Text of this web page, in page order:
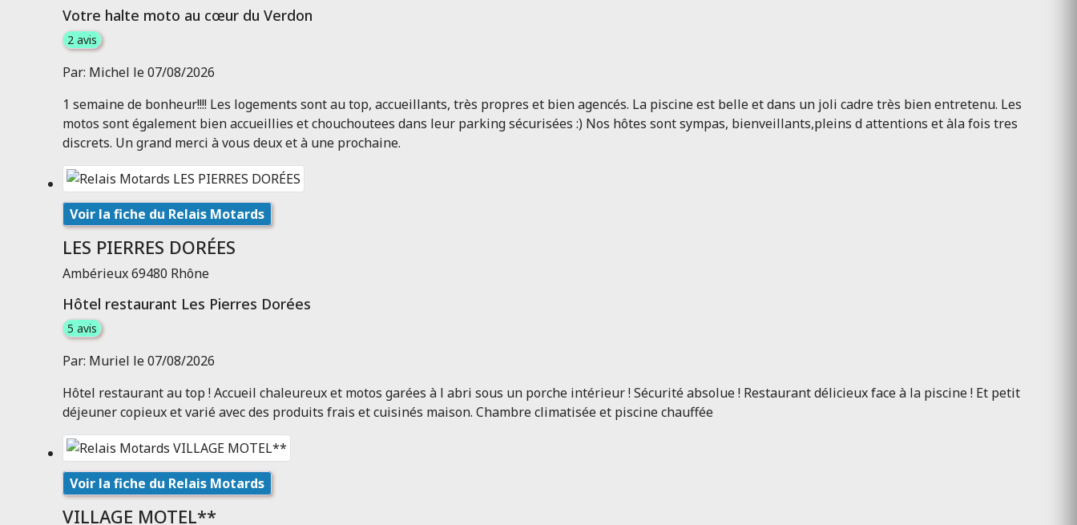
Votre halte moto au cœur du Verdon
2 avis
Par: Michel le 07/08/2026
1 semaine de bonheur!!!! Les logements sont au top, accueillants, très propres et bien agencés. La piscine est belle et dans un joli cadre très bien entretenu. Les
motos sont également bien accueillies et chouchoutees dans leur parking sécurisées :) Nos hôtes sont sympas, bienveillants,pleins d attentions et àla fois tres
discrets. Un grand merci à vous deux et à une prochaine.
Voir la fiche du Relais Motards
LES PIERRES DORÉES
Ambérieux 69480 Rhône
Hôtel restaurant Les Pierres Dorées
5 avis
Par: Muriel le 07/08/2026
Hôtel restaurant au top ! Accueil chaleureux et motos garées à l abri sous un porche intérieur ! Sécurité absolue ! Restaurant délicieux face à la piscine ! Et petit
déjeuner copieux et varié avec des produits frais et cuisinés maison. Chambre climatisée et piscine chauffée
Voir la fiche du Relais Motards
VILLAGE MOTEL**